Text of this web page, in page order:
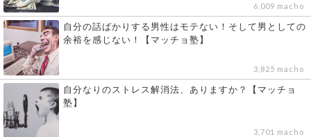
6,009 macho
自分の話ばかりする男性はモテない！そして男としての
余裕を感じない！【マッチョ塾】
3,825 macho
自分なりのストレス解消法、ありますか？【マッチョ
塾】
3,701 macho